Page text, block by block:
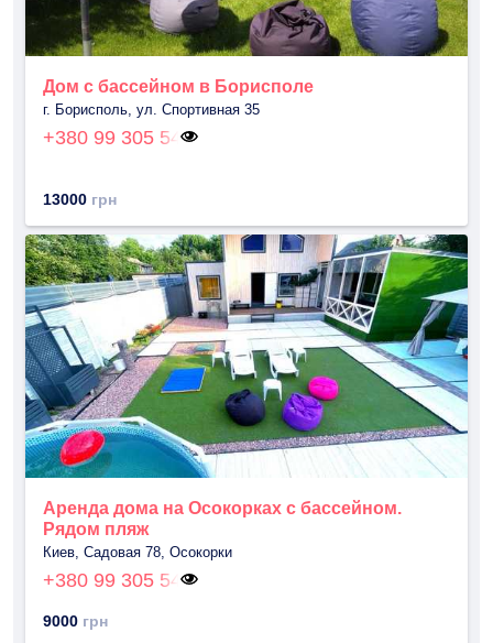
Дом с бассейном в Борисполе
г. Борисполь, ул. Спортивная 35
+380 99 305 54
13000 грн
Аренда дома на Осокорках с бассейном.
Рядом пляж
Киев, Садовая 78, Осокорки
+380 99 305 54
9000 грн